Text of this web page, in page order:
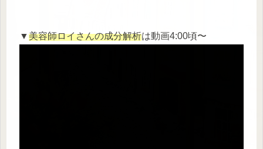
▼美容師ロイさんの成分解析は動画4:00頃〜